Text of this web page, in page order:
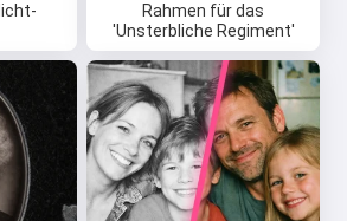
Rahmen für das
'Unsterbliche Regiment'